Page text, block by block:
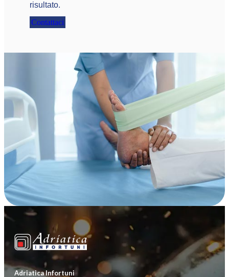
risultato.
Contattaci
Adriatica Infortuni